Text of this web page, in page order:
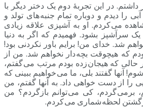
در این تجربۀ دوم یک دختر دیگر با
را دیدم و دوباره تمام جنبه های تولد و
می کردم. او به آشپزی علاقه زیادی
سرآشپز بشود. فهمیدم که اگر به دنیا
شد. خدای من! برایم باور نکردنی بود!
که هیچوقت بچه دار نخواهم شد. من از
حالی که هیجان زده بودم مرتب می گفتم،
آنها گفتند بلی، ما می خواهیم ببینی که
را از دست خواهی داد. به آنها گفتم، من
برمی گردم، کی می توانم بازگردم؟ من
لحظه شماری می کردم.